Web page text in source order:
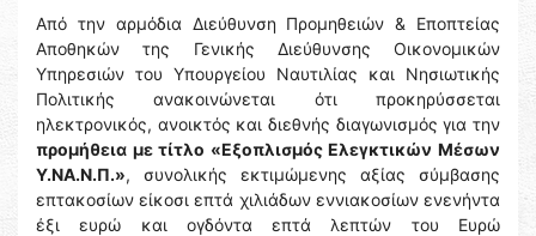
Από την αρμόδια Διεύθυνση Προμηθειών & Εποπτείας
Αποθηκών της Γενικής Διεύθυνσης Οικονομικών
Υπηρεσιών του Υπουργείου Ναυτιλίας και Νησιωτικής
Πολιτικής ανακοινώνεται ότι προκηρύσσεται
ηλεκτρονικός, ανοικτός και διεθνής διαγωνισμός για την
προμήθεια με τίτλο «Εξοπλισμός Ελεγκτικών Μέσων
Υ.ΝΑ.Ν.Π.», συνολικής εκτιμώμενης αξίας σύμβασης
επτακοσίων είκοσι επτά χιλιάδων εννιακοσίων ενενήντα
έξι ευρώ και ογδόντα επτά λεπτών του Ευρώ